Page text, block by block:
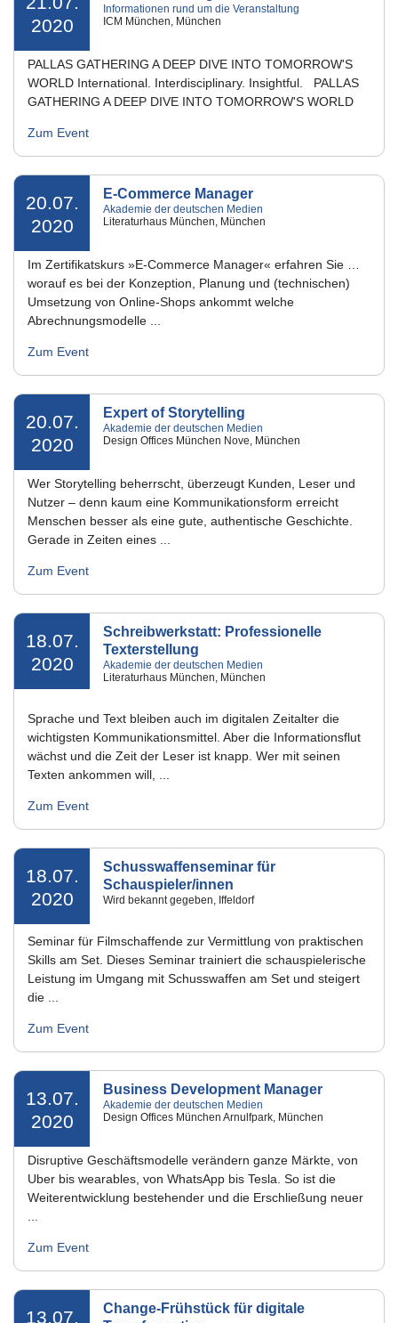
2020
Informationen rund um die Veranstaltung
ICM München, München
PALLAS GATHERING A DEEP DIVE INTO TOMORROW'S
WORLD International. Interdisciplinary. Insightful. PALLAS
GATHERING A DEEP DIVE INTO TOMORROW'S WORLD
Zum Event
20.07.
2020
E-Commerce Manager
Akademie der deutschen Medien
Literaturhaus München, München
Im Zertifikatskurs »E-Commerce Manager« erfahren Sie …
worauf es bei der Konzeption, Planung und (technischen)
Umsetzung von Online-Shops ankommt welche
Abrechnungsmodelle ...
Zum Event
20.07.
2020
Expert of Storytelling
Akademie der deutschen Medien
Design Offices München Nove, München
Wer Storytelling beherrscht, überzeugt Kunden, Leser und
Nutzer – denn kaum eine Kommunikationsform erreicht
Menschen besser als eine gute, authentische Geschichte.
Gerade in Zeiten eines ...
Zum Event
18.07.
2020
Schreibwerkstatt: Professionelle
Texterstellung
Akademie der deutschen Medien
Literaturhaus München, München
Sprache und Text bleiben auch im digitalen Zeitalter die
wichtigsten Kommunikationsmittel. Aber die Informationsflut
wächst und die Zeit der Leser ist knapp. Wer mit seinen
Texten ankommen will, ...
Zum Event
18.07.
2020
Schusswaffenseminar für
Schauspieler/innen
Wird bekannt gegeben, Iffeldorf
Seminar für Filmschaffende zur Vermittlung von praktischen
Skills am Set. Dieses Seminar trainiert die schauspielerische
Leistung im Umgang mit Schusswaffen am Set und steigert
die ...
Zum Event
13.07.
2020
Business Development Manager
Akademie der deutschen Medien
Design Offices München Arnulfpark, München
Disruptive Geschäftsmodelle verändern ganze Märkte, von
Uber bis wearables, von WhatsApp bis Tesla. So ist die
Weiterentwicklung bestehender und die Erschließung neuer
Zum Event
13.07.
Change-Frühstück für digitale